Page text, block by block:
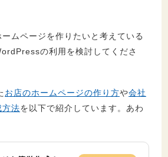
ムページを作りたいと考えている
の利用を検討してくださ
お店のホームページの作り方や会社
方法を以下で紹介しています。あわ